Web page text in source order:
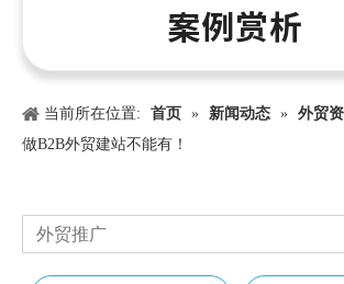
案例赏析
当前所在位置: 首页 » 新闻动态 » 外贸
做B2B外贸建站不能有！